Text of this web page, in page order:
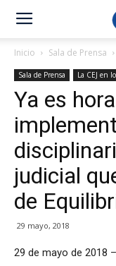
Inicio Sala de Prensa
Sala de Prensa La CEJ en
Ya es
judicial
de
29 mayo, 2018
29 de mayo de 2018 –